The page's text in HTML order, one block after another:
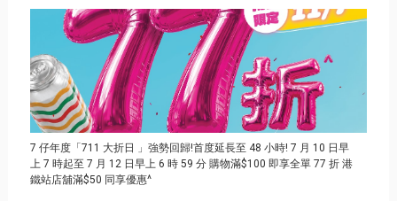
7 仔年度「711 大折日 」強勢回歸!首度延長至 48 小時! 7 月 10 日早
上 7 時起至 7 月 12 日早上 6 時 59 分 購物滿$100 即享全單 77 折 港
鐵站店舖滿$50 同享優惠^